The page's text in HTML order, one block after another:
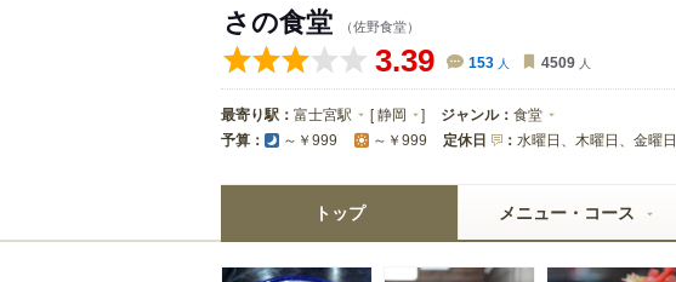
さの食堂 （佐野食堂）
3.39 153 人 4509 人
最寄り駅： 富士宮駅 [静岡 ] ジャンル： 食堂
予算： ～￥999 ～￥999 定休日 ： 水曜日、木曜日、金曜日
トップ メニュー・コース